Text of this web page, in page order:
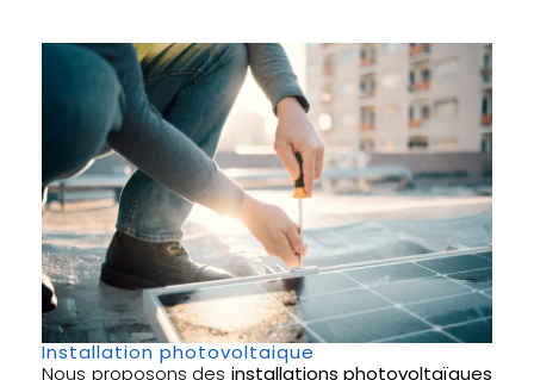
Installation photovoltaique
Nous proposons des installations photovoltaïques